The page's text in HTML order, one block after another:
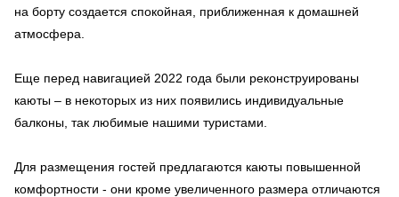
на борту создается спокойная, приближенная к домашней
атмосфера.
Еще перед навигацией 2022 года были реконструированы
каюты – в некоторых из них появились индивидуальные
балконы, так любимые нашими туристами.
Для размещения гостей предлагаются каюты повышенной
комфортности - они кроме увеличенного размера отличаются